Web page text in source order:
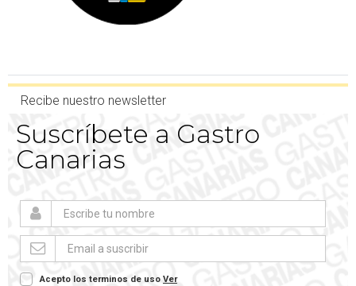
Recibe nuestro newsletter
Suscríbete a Gastro
Canarias
Acepto los terminos de uso Ver